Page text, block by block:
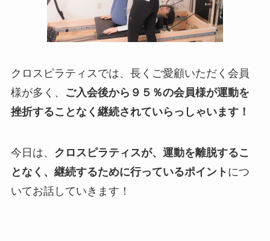
クロスピラティスでは、長くご愛顧いただく会員
様が多く、
ご入会後から９５％の会員様が運動を
挫折することなく継続されていらっしゃいます！
今日は、 クロスピラティスが、運動を離脱するこ
となく、継続するために行っているポイント につ
いてお話していきます！